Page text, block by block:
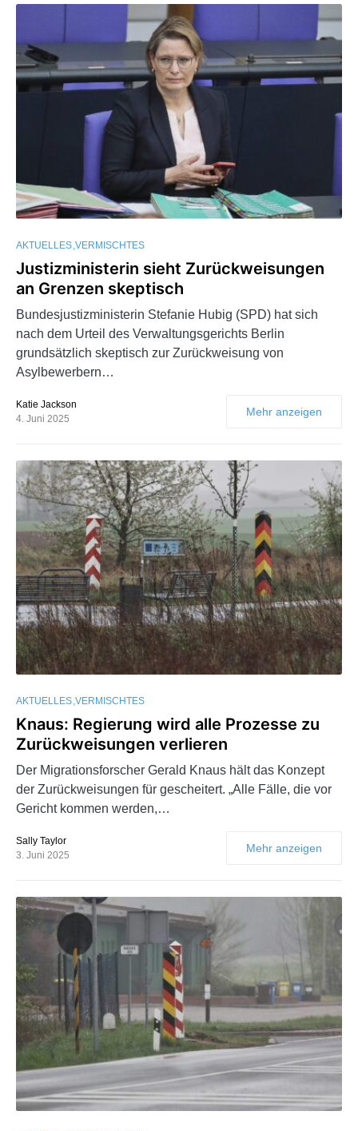
AKTUELLES VERMISCHTES
Justizministerin sieht Zurückweisungen
an Grenzen skeptisch
Bundesjustizministerin Stefanie Hubig (SPD) hat sich
nach dem Urteil des Verwaltungsgerichts Berlin
grundsätzlich skeptisch zur Zurückweisung von
Asylbewerbern…
Katie Jackson
4. Juni 2025
Mehr anzeigen
AKTUELLES VERMISCHTES
Knaus: Regierung wird alle Prozesse zu
Zurückweisungen verlieren
Der Migrationsforscher Gerald Knaus hält das Konzept
der Zurückweisungen für gescheitert. „Alle Fälle, die vor
Gericht kommen werden,…
Sally Taylor
3. Juni 2025
Mehr anzeigen